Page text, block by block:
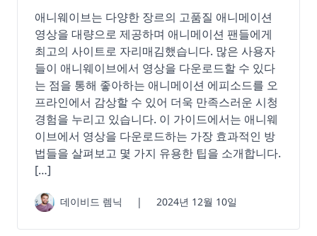
애니웨이브는 다양한 장르의 고품질 애니메이션
영상을 대량으로 제공하며 애니메이션 팬들에게
최고의 사이트로 자리매김했습니다. 많은 사용자
들이 애니웨이브에서 영상을 다운로드할 수 있다
는 점을 통해 좋아하는 애니메이션 에피소드를 오
프라인에서 감상할 수 있어 더욱 만족스러운 시청
경험을 누리고 있습니다. 이 가이드에서는 애니웨
이브에서 영상을 다운로드하는 가장 효과적인 방
법들을 살펴보고 몇 가지 유용한 팁을 소개합니다.
[…]
데이비드 렘닉 | 2024년 12월 10일